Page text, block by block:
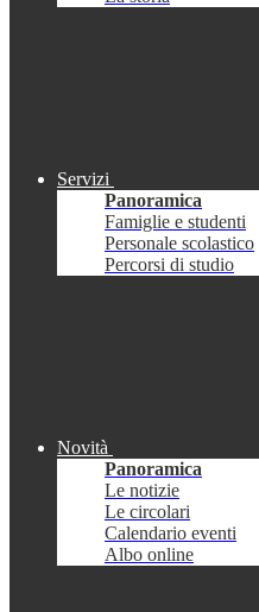
Servizi
Panoramica
Famiglie e studenti
Personale scolastico
Percorsi di studio
Novità
Panoramica
Le notizie
Le circolari
Calendario eventi
Albo online